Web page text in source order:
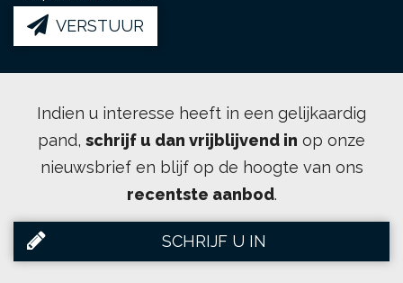
VERSTUUR
Indien u interesse heeft in een gelijkaardig
pand, schrijf u dan vrijblijvend in op onze
nieuwsbrief en blijf op de hoogte van ons
recentste aanbod.
SCHRIJF U IN